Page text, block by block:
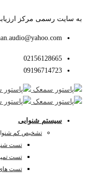
به سایت رسمی مرکز
02156128665
09196714723
سیستم شنوایی
تشخیص کم
تست
تست
تست های